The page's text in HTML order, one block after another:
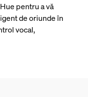
pentru a vă
de oriunde în
vocal,